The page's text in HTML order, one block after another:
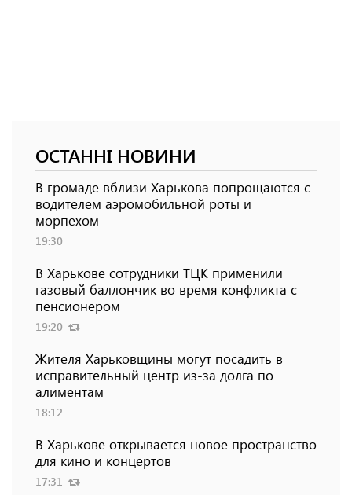
ОСТАННІ НОВИНИ
В громаде вблизи Харькова попрощаются с
водителем аэромобильной роты и
морпехом
19:30
В Харькове сотрудники ТЦК применили
газовый баллончик во время конфликта с
пенсионером
19:20
Жителя Харьковщины могут посадить в
исправительный центр из-за долга по
алиментам
18:12
В Харькове открывается новое пространство
для кино и концертов
17:31